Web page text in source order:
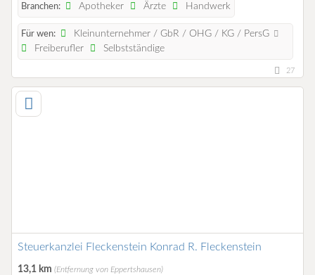
Branchen: Apotheker Ärzte Handwerk
Für wen:
Kleinunternehmer / GbR / OHG / KG / PersG
Freiberufler
Selbstständige
27
Steuerkanzlei Fleckenstein Konrad R. Fleckenstein
13,1 km (Entfernung von Eppertshausen)